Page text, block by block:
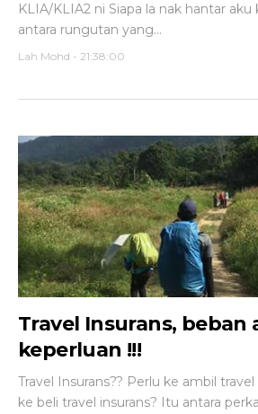
KLIA/KLIA2 ni Siapa la nak hantar
antara rungutan yang...
Lah Mohd - 21:38:00
Travel Insurans, beban
keperluan !!!
Travel Insurans?? Perlu ke ambil
ke beli travel insurans? Itu antara